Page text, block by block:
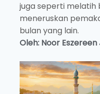
juga seperti melatih
meneruskan
bulan yang lain.
Oleh: Noor